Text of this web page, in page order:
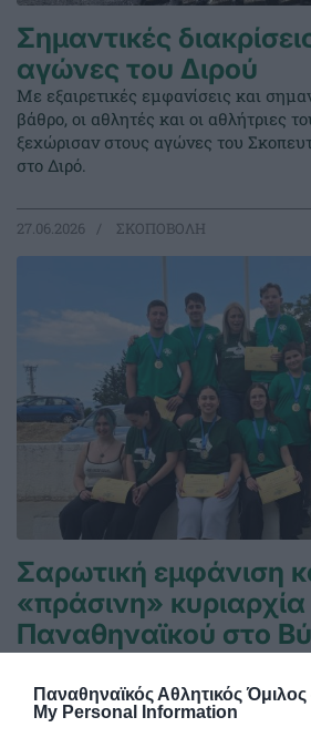
Παναθηναϊκός Αθλητικός Όμιλος
My Personal Information
Σημαντικές
αγώνες του Διρού
Με εξαιρετικές εμφανίσεις και
βάθρο, οι αθλητές και οι αθλήτριες
ξεχώρισαν στους αγώνες του
στο Διρό.
27.06.2026 ΣΚΟΠΟΒΟΛΗ
Σαρωτική εμφάνιση
«πράσινη»
Παναθηναϊκού στο
σκοπευτικό τμήμα του
Σκοπευτήριο Βύρωνα.